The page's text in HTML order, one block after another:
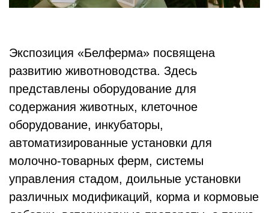
Экспозиция «Белферма» посвящена
развитию животноводства. Здесь
представлены оборудование для
содержания животных, клеточное
оборудование, инкубаторы,
автоматизированные установки для
молочно-товарных ферм, системы
управления стадом, доильные установки
различных модификаций, корма и кормовые